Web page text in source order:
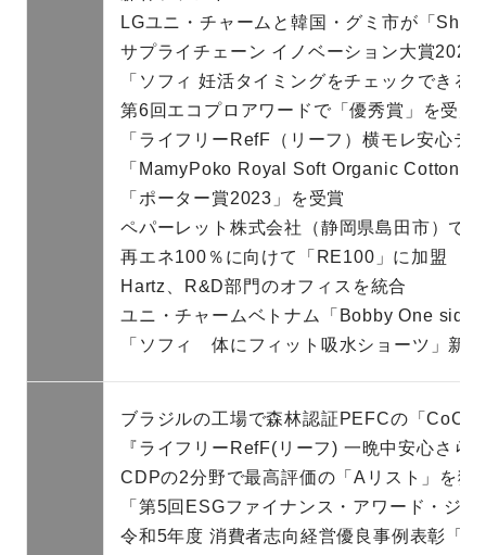
LGユニ・チャームと韓国・グミ市が「
サプライチェーン イノベーション大賞2023
「ソフィ 妊活タイミングをチェックできる
第6回エコプロアワードで「優秀賞」を受賞
「ライフリーRefF（リーフ）横モレ安心テ
「MamyPoko Royal Soft Organic Cotton
「ポーター賞2023」を受賞
ペパーレット株式会社（静岡県島田市）で
再エネ100％に向けて「RE100」に加盟
Hartz、R&D部門のオフィスを統合
ユニ・チャームベトナム「Bobby One side
「ソフィ 体にフィット吸水ショーツ」新
ブラジルの工場で森林認証PEFCの「CoC
『ライフリーRefF(リーフ) 一晩中安心さら
CDPの2分野で最高評価の「Aリスト」を獲
「第5回ESGファイナンス・アワード・ジ
令和5年度 消費者志向経営優良事例表彰「